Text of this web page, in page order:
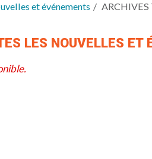
et événements ARCHIVES
LES NOUVELLES ET